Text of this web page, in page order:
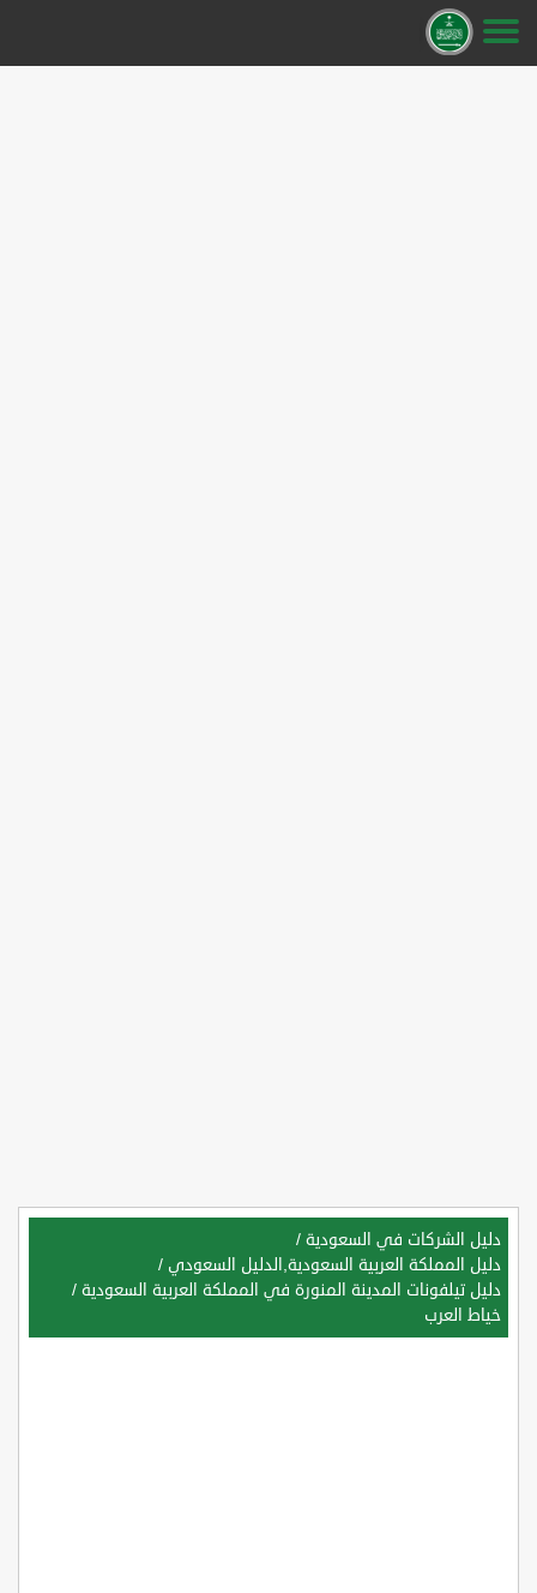
دليل الشركات في السعودية /
دليل المملكة العربية السعودية,الدليل السعودي /
دليل تيلفونات المدينة المنورة في المملكة العربية السعودية /
خياط العرب